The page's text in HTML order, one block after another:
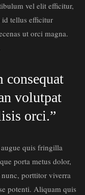
vel elit efficitur,
id tellus efficitur
ut orci magna.
consequat
volutpat
orci.”
quis fringilla
porta metus dolor,
nunc, porttitor viverra
potenti. Aliquam quis